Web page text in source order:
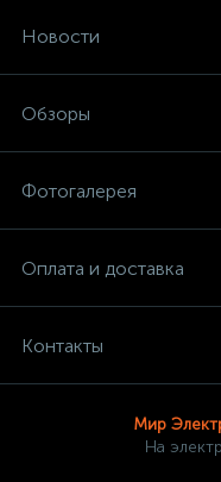
Новости
Обзоры
Фотогалерея
Оплата и доставка
Контакты
Мир
На